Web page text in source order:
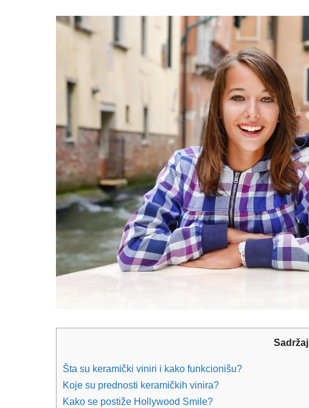
Sadržaj
Šta su keramički viniri i kako funkcionišu?
Koje su prednosti keramičkih vinira?
Kako se postiže Hollywood Smile?